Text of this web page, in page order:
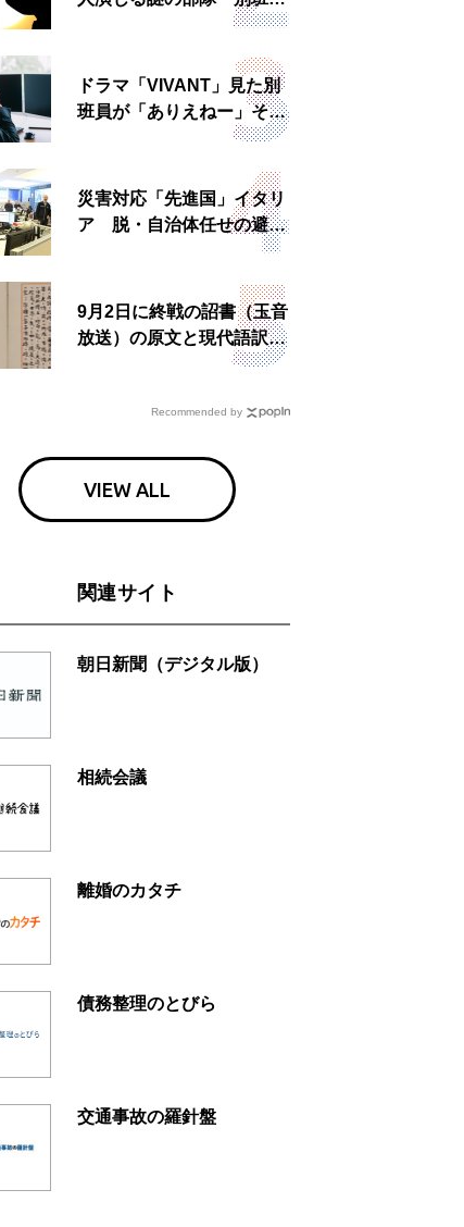
は実在する？内情知る人物
ドラマ「VIVANT」見た別
班員が「ありえねー」その
理由とは 非公然組織ゆえ
災害対応「先進国」イタリ
ア 脱・自治体任せの避難
所運営、被災者への温かい
9月2日に終戦の詔書（玉音
放送）の原文と現代語訳を
読む もう一つの「終戦の
Recommended by
VIEW ALL
関連サイト
朝日新聞（デジタル版）
相続会議
離婚のカタチ
債務整理のとびら
交通事故の羅針盤